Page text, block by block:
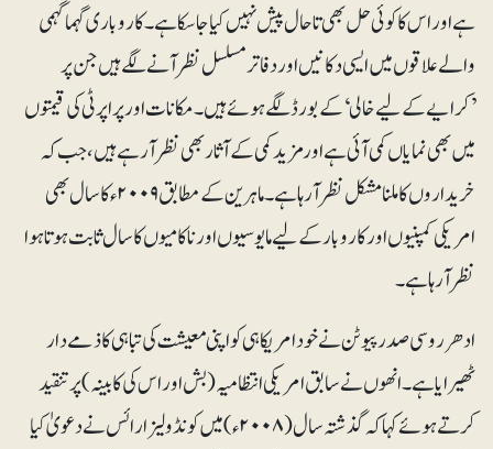
ہے اور اس کا کوئی حل بھی تاحال پیش نہیں کیا جاسکا ہے۔ کاروباری گہماگہمی
والے علاقوں میں ایسی دکانیں اور دفاتر مسلسل نظر آنے لگے ہیں جن پر
’کرایے کے لیے خالی‘ کے بورڈ لگے ہوئے ہیں۔ مکانات اور پراپرٹی کی قیمتوں
میں بھی نمایاں کمی آئی ہے اور مزید کمی کے آثار بھی نظرآرہے ہیں، جب کہ
خریداروں کا ملنا مشکل نظر آرہا ہے۔ ماہرین کے مطابق ۲۰۰۹ء کا سال بھی
امریکی کمپنیوں اور کاروبار کے لیے مایوسیوں اور ناکامیوں کا سال ثابت ہوتا ہوا
نظر آرہا ہے۔
ادھر روسی صدر پیوٹن نے خود امریکا ہی کو اپنی معیشت کی تباہی کا ذمے دار
ٹھیرایا ہے۔ انھوں نے سابق امریکی انتظامیہ (بش اور اس کی کابینہ) پر تنقید
کرتے ہوئے کہا کہ گذشتہ سال (۲۰۰۸ء) میں کونڈولیزارائس نے دعویٰ کیا